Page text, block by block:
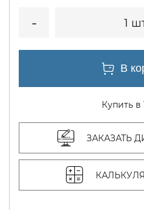
1
Купить в
ЗАКАЗАТЬ